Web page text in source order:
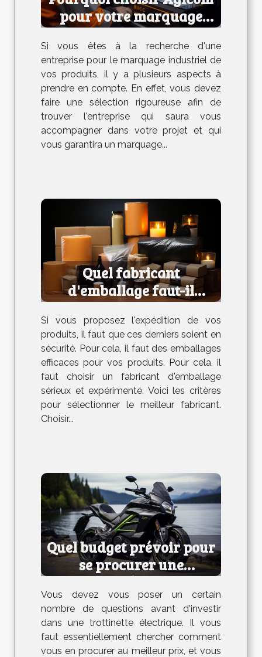
pour votre marquage
industriel ?
Si vous êtes à la recherche d'une
entreprise pour le marquage industriel de
vos produits, il y a plusieurs aspects à
prendre en compte. En effet, vous devez
faire une sélection rigoureuse afin de
trouver l'entreprise qui saura vous
accompagner dans votre projet et qui
vous garantira un marquage...
Quel fabricant
d'emballage faut-il
choisir ?
Si vous proposez l'expédition de vos
produits, il faut que ces derniers soient en
sécurité. Pour cela, il faut des emballages
efficaces pour vos produits. Pour cela, il
faut choisir un fabricant d'emballage
sérieux et expérimenté. Voici les critères
pour sélectionner le meilleur fabricant.
Choisir...
Quel budget prévoir pour
se procurer une
trottinette électrique ?
Vous devez vous poser un certain
nombre de questions avant d'investir
dans une trottinette électrique. Il vous
faut essentiellement chercher comment
vous en procurer au meilleur prix, et vous